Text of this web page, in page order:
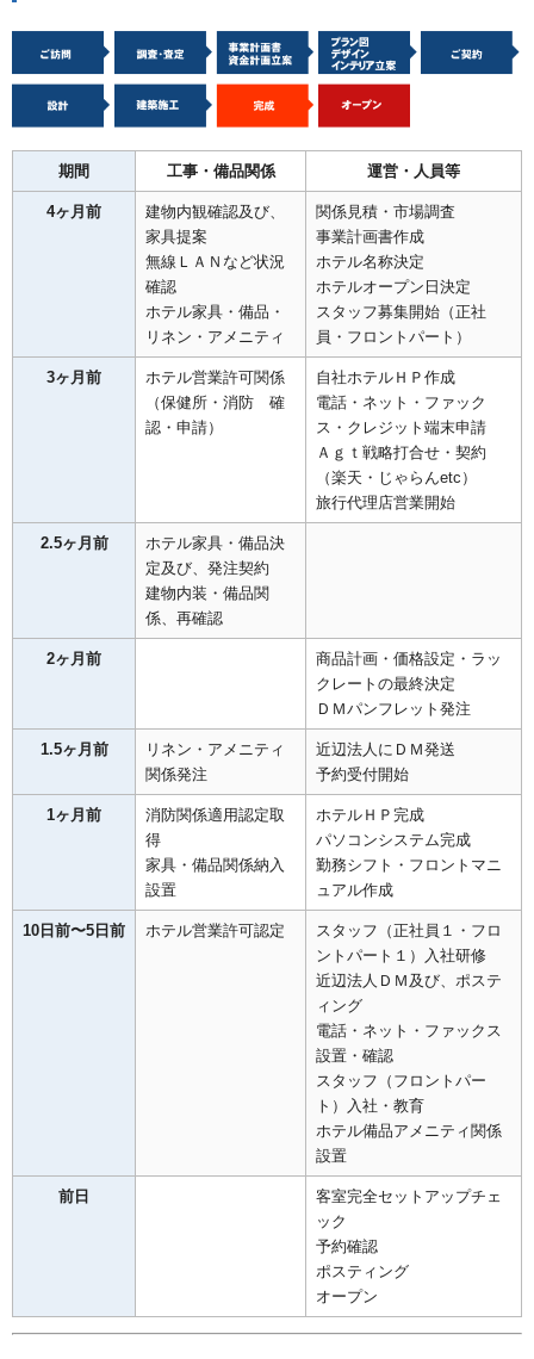
期間 工事・備品関係 運営・人員等
4ヶ月前
建物内観確認及び、
家具提案
無線ＬＡＮなど状況
確認
ホテル家具・備品・
リネン・アメニティ
関係見積・市場調査
事業計画書作成
ホテル名称決定
ホテルオープン日決定
スタッフ募集開始（正社
員・フロントパート）
3ヶ月前
ホテル営業許可関係
（保健所・消防 確
認・申請）
自社ホテルＨＰ作成
電話・ネット・ファック
ス・クレジット端末申請
Ａｇｔ戦略打合せ・契約
（楽天・じゃらんetc）
旅行代理店営業開始
2.5ヶ月前
ホテル家具・備品決
定及び、発注契約
建物内装・備品関
係、再確認
2ヶ月前
商品計画・価格設定・ラッ
クレートの最終決定
ＤＭパンフレット発注
1.5ヶ月前
リネン・アメニティ
関係発注
近辺法人にＤＭ発送
予約受付開始
1ヶ月前
消防関係適用認定取
得
家具・備品関係納入
設置
ホテルＨＰ完成
パソコンシステム完成
勤務シフト・フロントマニ
ュアル作成
10日前〜5日前 ホテル営業許可認定
スタッフ（正社員１・フロ
ントパート１）入社研修
近辺法人ＤＭ及び、ポステ
ィング
電話・ネット・ファックス
設置・確認
スタッフ（フロントパー
ト）入社・教育
ホテル備品アメニティ関係
設置
前日
客室完全セットアップチェ
ック
予約確認
ポスティング
オープン